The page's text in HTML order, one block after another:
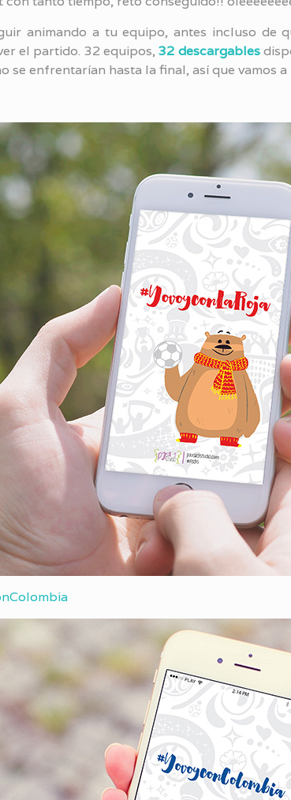
animando a tu equipo, antes incluso de
el partido. 32 equipos,32 descargables
se enfrentarían hasta la final, así que vamos